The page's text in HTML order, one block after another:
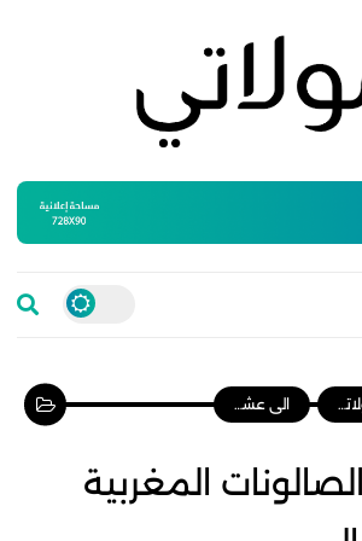
الى عشاق الصالونات المغربية غاية فالجمال
المغربية